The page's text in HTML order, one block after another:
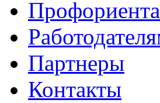
Партнеры
Контакты